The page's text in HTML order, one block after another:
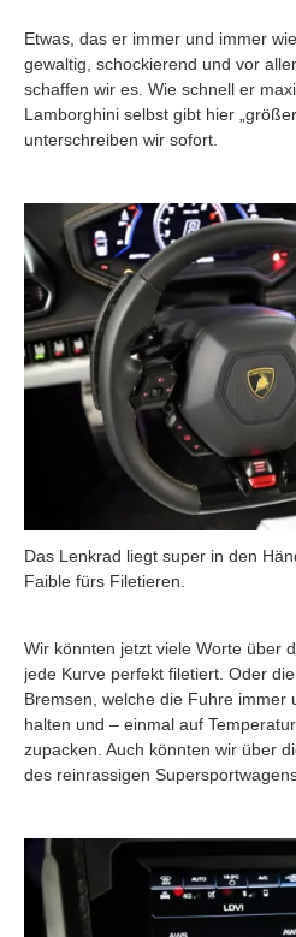
Etwas, das er immer und immer
gewaltig, schockierend und vor
schaffen wir es. Wie schnell er
Lamborghini selbst gibt hier
unterschreiben wir sofort.
Das Lenkrad liegt super in den
Faible fürs Filetieren.
Wir könnten jetzt viele Worte über
jede Kurve perfekt filetiert. Oder
Bremsen, welche die Fuhre immer
halten und – einmal auf
zupacken. Auch könnten wir über
des reinrassigen